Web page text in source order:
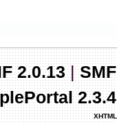
с
2.0.13|
XHTML